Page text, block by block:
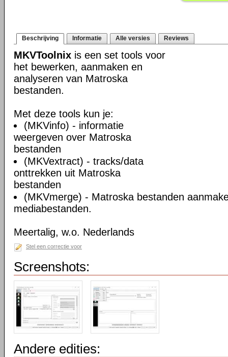
Beschrijving Informatie Alle versies Reviews
MKVToolnix is een set tools voor
het bewerken, aanmaken en
analyseren van Matroska
bestanden.
Met deze tools kun je:
(MKVinfo) - informatie
weergeven over Matroska
bestanden
(MKVextract) - tracks/data
onttrekken uit Matroska
bestanden
(MKVmerge) - Matroska bestanden
mediabestanden.
Meertalig, w.o. Nederlands
Stel een correctie voor
Screenshots:
Andere edities: